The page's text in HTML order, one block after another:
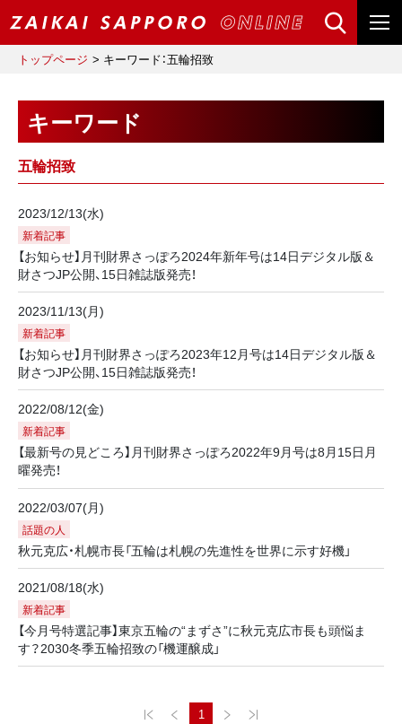
トップページ キーワード：五輪招致
キーワード
五輪招致
2023/12/13(水)
新着記事
【お知らせ】月刊財界さっぽろ2024年新年号は14日デジタル版＆
財さつJP公開、15日雑誌版発売！
2023/11/13(月)
新着記事
【お知らせ】月刊財界さっぽろ2023年12月号は14日デジタル版＆
財さつJP公開、15日雑誌版発売！
2022/08/12(金)
新着記事
【最新号の見どころ】月刊財界さっぽろ2022年9月号は8月15日月
曜発売！
2022/03/07(月)
話題の人
秋元克広・札幌市長「五輪は札幌の先進性を世界に示す好機」
2021/08/18(水)
新着記事
【今月号特選記事】東京五輪の“まずさ”に秋元克広市長も頭悩ま
す？2030冬季五輪招致の「機運醸成」
1